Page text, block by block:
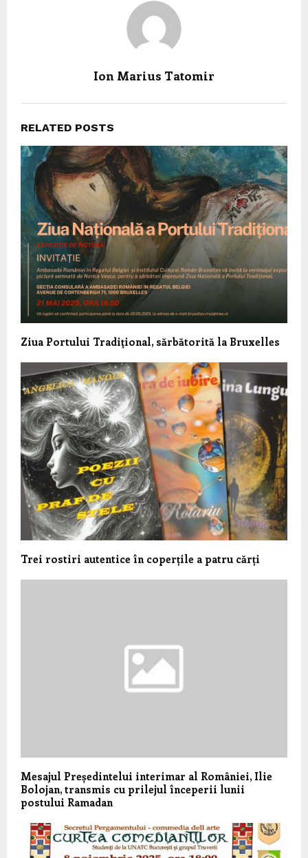
Ion Marius Tatomir
RELATED POSTS
Ziua Portului Tradiţional, sărbătorită la Bruxelles
Trei rostiri autentice în coperțile a patru cărți
Mesajul Președintelui interimar al României, Ilie
Bolojan, transmis cu prilejul începerii lunii
postului Ramadan